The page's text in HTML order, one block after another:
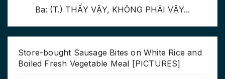
Ba: (T.) THẤY VẬY, KHÔNG PHẢI VẬY...
Store-bought Sausage Bites on White Rice and
Boiled Fresh Vegetable Meal [PICTURES]